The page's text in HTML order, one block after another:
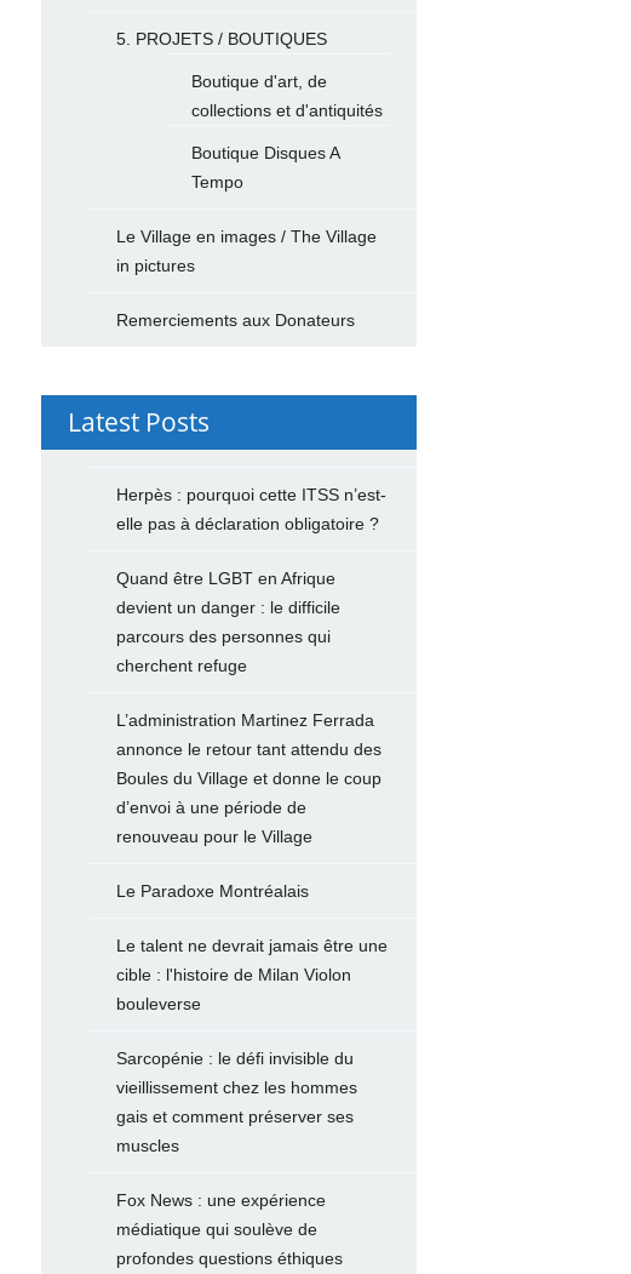
5. PROJETS / BOUTIQUES
Boutique d'art, de
collections et d'antiquités
Boutique Disques A
Tempo
Le Village en images / The Village
in pictures
Remerciements aux Donateurs
Latest Posts
Herpès : pourquoi cette ITSS n’est-
elle pas à déclaration obligatoire ?
Quand être LGBT en Afrique
devient un danger : le difficile
parcours des personnes qui
cherchent refuge
L’administration Martinez Ferrada
annonce le retour tant attendu des
Boules du Village et donne le coup
d’envoi à une période de
renouveau pour le Village
Le Paradoxe Montréalais
Le talent ne devrait jamais être une
cible : l'histoire de Milan Violon
bouleverse
Sarcopénie : le défi invisible du
vieillissement chez les hommes
gais et comment préserver ses
muscles
Fox News : une expérience
médiatique qui soulève de
profondes questions éthiques